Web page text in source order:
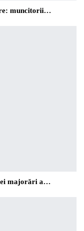
muncitorii…
majorări a…